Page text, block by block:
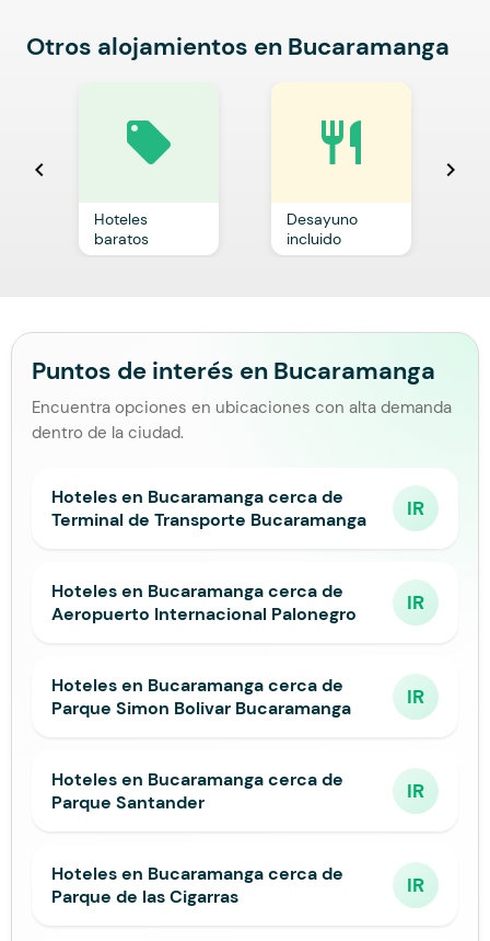
Otros alojamientos en Bucaramanga
chevron_left
local_offer
Hoteles
baratos
restaurant
Desayuno
incluido
chevron_right
Puntos de interés en Bucaramanga
Encuentra opciones en ubicaciones con alta demanda
dentro de la ciudad.
Hoteles en Bucaramanga cerca de
Terminal de Transporte Bucaramanga
IR
Hoteles en Bucaramanga cerca de
Aeropuerto Internacional Palonegro
IR
Hoteles en Bucaramanga cerca de
Parque Simon Bolivar Bucaramanga
IR
Hoteles en Bucaramanga cerca de
Parque Santander
IR
Hoteles en Bucaramanga cerca de
Parque de las Cigarras
IR